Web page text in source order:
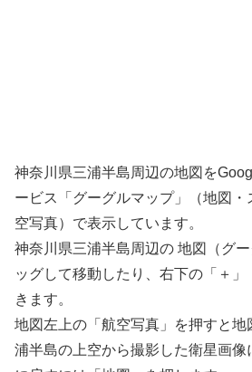
神奈川県三浦半島周辺の地図を
ービス「グーグルマップ」（地図
空写真）で表示しています。
神奈川県三浦半島周辺の 地図（グ
ッグして移動したり、右下の「＋
きます。
地図左上の「航空写真」を押すと地
浦半島の上空から撮影した衛星画像